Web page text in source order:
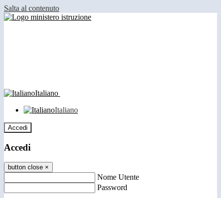
Salta al contenuto
Italiano
Italiano
Accedi
Accedi
button close ×
Nome Utente
Password